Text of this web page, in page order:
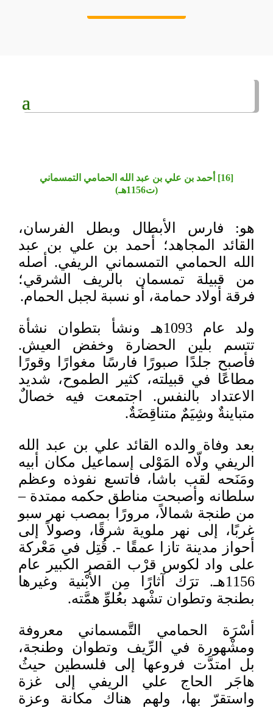
[16] أحمد بن علي بن عبد الله الحمامي التمسماني
(ت1156هـ)
هو: فارس الأبطال وبطل الفرسان،
القائد المجاهد؛ أحمد بن علي بن عبد
الله الحمامي التمسماني الريفي. أصله
من قبيلة تمسمان بالريف الشرقي؛
فرقة أولاد حمامة، أو نسبة لجبل الحمام.
ولد عام 1093هـ ونشأ بتطوان نشأة
تتسم بلين الحضارة وخفض العيش.
فأصبح جلدًا صبورًا فارسًا مغوارًا وقورًا
مطاعًا في قبيلته، كثير الطموح، شديد
الاعتداد بالنفس. اجتمعت فيه خصالٌ
متباينةٌ وشِيَمٌ متناقِضَةٌ.
بعد وفاة والده القائد علي بن عبد الله
الريفي ولّاه المَوْلى إسماعيل مكان أبيه
ومَنَحه لقب باشا، فاتسع نفوذه وعظم
سلطانه وأصبحت مناطق حكمه ممتدة –
من طنجة شمالاً، مرورًا بمصب نهر سبو
غربًا، إلى نهر ملوية شرقًا، وصولاً إلى
أحواز مدينة تازا عمقًا -. قُتِل في مَعْركة
على واد لكوس قرْب القصر الكبير عام
1156هـ. ترَك آثارًا مِن الأبْنية وغيرها
بطنجة وتطوان تشْهد بعُلوِّ همَّته.
أسْرَة الحمامي التَّمسماني معروفة
ومشْهورة في الرِّيف وتطوان وطنجة،
بل امتدَّت فروعها إلى فلسطين حيثُ
هاجَر الحاج علي الريفي إلى غزة
واستقرّ بها، ولهم هناك مكانة وعزة